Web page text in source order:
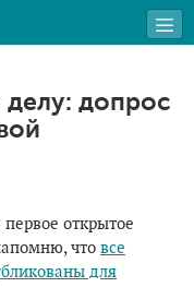
допрос
первое открытое
что все
для